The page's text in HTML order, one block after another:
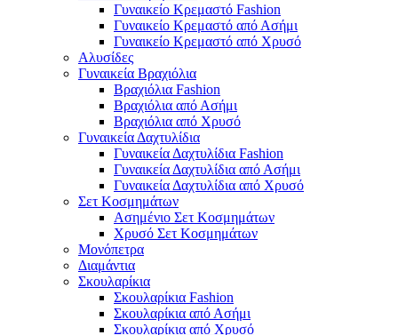
Γυναικείο Κρεμαστό Fashion
Γυναικείο Κρεμαστό από Ασήμι
Γυναικείο Κρεμαστό από Χρυσό
Αλυσίδες
Γυναικεία Βραχιόλια
Βραχιόλια Fashion
Βραχιόλια από Ασήμι
Βραχιόλια από Χρυσό
Γυναικεία Δαχτυλίδια
Γυναικεία Δαχτυλίδια Fashion
Γυναικεία Δαχτυλίδια από Ασήμι
Γυναικεία Δαχτυλίδια από Χρυσό
Σετ Κοσμημάτων
Ασημένιο Σετ Κοσμημάτων
Χρυσό Σετ Κοσμημάτων
Μονόπετρα
Διαμάντια
Σκουλαρίκια
Σκουλαρίκια Fashion
Σκουλαρίκια από Ασήμι
Σκουλαρίκια από Χρυσό